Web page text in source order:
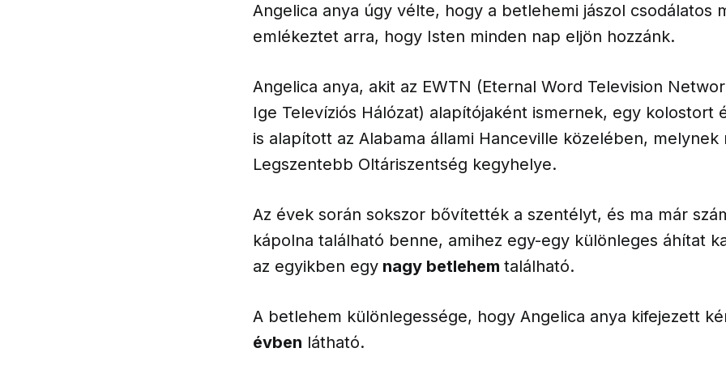
Angelica anya úgy vélte, hogy a betlehemi jászol csodálatos
emlékeztet arra, hogy Isten minden nap eljön hozzánk.
Angelica anya, akit az EWTN (Eternal Word Television
Ige Televíziós Hálózat) alapítójaként ismernek, egy kolostort
is alapított az Alabama állami Hanceville közelében, melynek
Legszentebb Oltáriszentség kegyhelye.
Az évek során sokszor bővítették a szentélyt, és ma már
kápolna található benne, amihez egy-egy különleges áhítat
az egyikben egy nagy betlehem található.
A betlehem különlegessége, hogy Angelica anya kifejezett
évben látható.